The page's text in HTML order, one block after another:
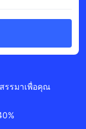
รรมาเพื่อคุณ